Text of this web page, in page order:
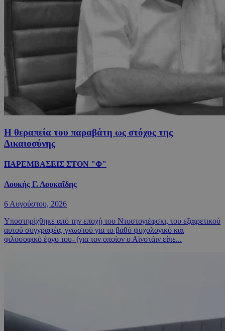
Η θεραπεία του παραβάτη ως στόχος της
Δικαιοσύνης
ΠΑΡΕΜΒΑΣΕΙΣ ΣΤΟΝ "Φ"
Λουκής Γ. Λουκαΐδης
6 Αυγούστου, 2026
Υποστηρίχθηκε από την εποχή του Ντοστογιέφσκι, του εξαιρετικού
αυτού συγγραφέα, γνωστού για το βαθύ ψυχολογικό και
φιλοσοφικό έργο του- (για τον οποίον ο Αϊνστάιν είπε...